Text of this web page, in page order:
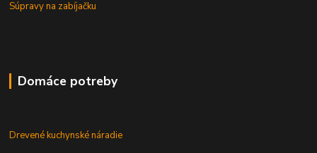
Súpravy na zabíjačku
Domáce potreby
Drevené kuchynské náradie